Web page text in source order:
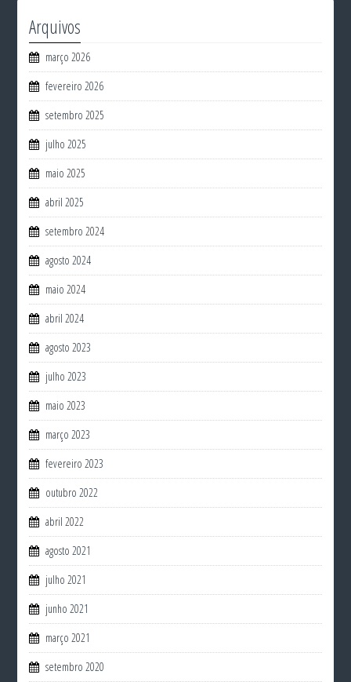
Arquivos
março 2026
fevereiro 2026
setembro 2025
julho 2025
maio 2025
abril 2025
setembro 2024
agosto 2024
maio 2024
abril 2024
agosto 2023
julho 2023
maio 2023
março 2023
fevereiro 2023
outubro 2022
abril 2022
agosto 2021
julho 2021
junho 2021
março 2021
setembro 2020